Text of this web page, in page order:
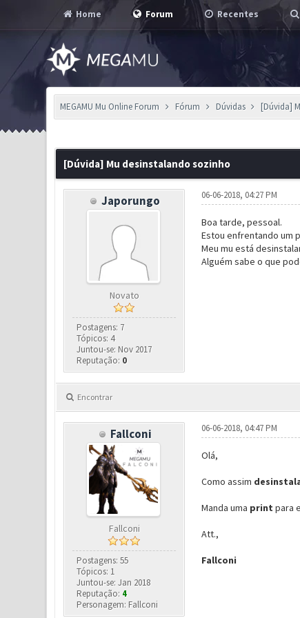
Home Forum Recentes
MEGAMU Mu Online Forum Fórum Dúvidas [Dúvida]
[Dúvida] Mu desinstalando sozinho
Japorungo
Novato
Postagens: 7
Tópicos: 4
Juntou-se: Nov 2017
Reputação: 0
06-06-2018, 04:27 PM
Boa tarde, pessoal.
Estou enfrentando um
Meu mu está
Alguém sabe o que
Encontrar
Fallconi
Fallconi
Postagens: 55
Tópicos: 1
Juntou-se: Jan 2018
Reputação: 4
Personagem: Fallconi
06-06-2018, 04:47 PM
Olá,
Como assim
Manda uma print para
Att.,
Fallconi